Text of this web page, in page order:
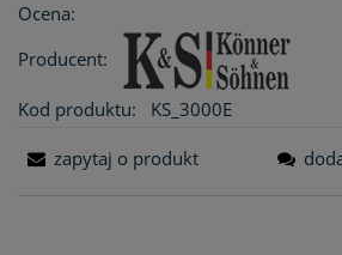
Ocena:
Producent:
Kod produktu: KS_3000E
zapytaj o produkt